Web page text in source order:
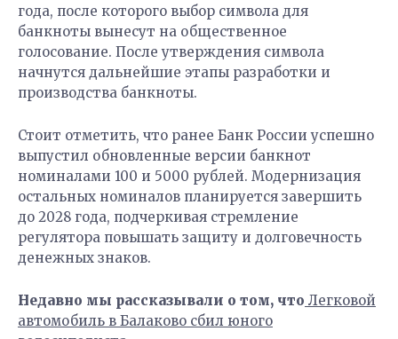
года, после которого выбор символа для
банкноты вынесут на общественное
голосование. После утверждения символа
начнутся дальнейшие этапы разработки и
производства банкноты.
Стоит отметить, что ранее Банк России успешно
выпустил обновленные версии банкнот
номиналами 100 и 5000 рублей. Модернизация
остальных номиналов планируется завершить
до 2028 года, подчеркивая стремление
регулятора повышать защиту и долговечность
денежных знаков.
Недавно мы рассказывали о том, что Легковой
автомобиль в Балаково сбил юного